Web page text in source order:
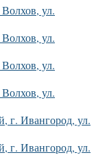
ул.
ул.
ул.
ул.
г. Ивангород, ул.
г. Ивангород, ул.